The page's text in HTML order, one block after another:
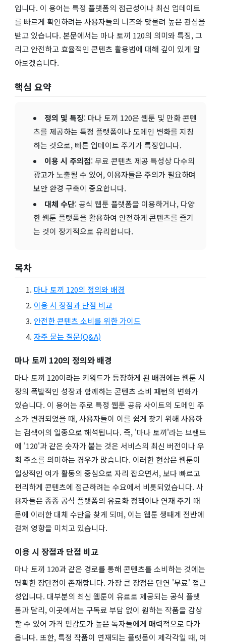
입니다. 이 용어는 특정 플랫폼의 접근성이나 최신 업데이트
를 빠르게 확인하려는 사용자들의 니즈와 맞물려 높은 관심을
받고 있습니다. 본문에서는 마나 토끼 120의 의미와 특징, 그
리고 안전하고 효율적인 콘텐츠 활용법에 대해 깊이 있게 알
아보겠습니다.
핵심 요약
정의 및 특징: 마나 토끼 120은 웹툰 및 만화 콘텐
츠를 제공하는 특정 플랫폼이나 도메인 변화를 지칭
하는 것으로, 빠른 업데이트 주기가 특징입니다.
이용 시 주의점: 무료 콘텐츠 제공 특성상 다수의
광고가 노출될 수 있어, 이용자들은 주의가 필요하며
보안 환경 구축이 중요합니다.
대체 수단: 공식 웹툰 플랫폼을 이용하거나, 다양
한 웹툰 플랫폼을 활용하여 안전하게 콘텐츠를 즐기
는 것이 장기적으로 유리합니다.
목차
마나 토끼 120의 정의와 배경
이용 시 장점과 단점 비교
안전한 콘텐츠 소비를 위한 가이드
자주 묻는 질문(Q&A)
마나 토끼 120의 정의와 배경
마나 토끼 120이라는 키워드가 등장하게 된 배경에는 웹툰 시
장의 폭발적인 성장과 함께하는 콘텐츠 소비 패턴의 변화가
있습니다. 이 용어는 주로 특정 웹툰 공유 사이트의 도메인 주
소가 변경되었을 때, 사용자들이 이를 쉽게 찾기 위해 사용하
는 검색어의 일종으로 해석됩니다. 즉, '마나 토끼'라는 브랜드
에 '120'과 같은 숫자가 붙는 것은 서비스의 최신 버전이나 우
회 주소를 의미하는 경우가 많습니다. 이러한 현상은 웹툰이
일상적인 여가 활동의 중심으로 자리 잡으면서, 보다 빠르고
편리하게 콘텐츠에 접근하려는 수요에서 비롯되었습니다. 사
용자들은 종종 공식 플랫폼의 유료화 정책이나 연재 주기 때
문에 이러한 대체 수단을 찾게 되며, 이는 웹툰 생태계 전반에
걸쳐 영향을 미치고 있습니다.
이용 시 장점과 단점 비교
마나 토끼 120과 같은 경로를 통해 콘텐츠를 소비하는 것에는
명확한 장단점이 존재합니다. 가장 큰 장점은 단연 '무료' 접근
성입니다. 대부분의 최신 웹툰이 유료로 제공되는 공식 플랫
폼과 달리, 이곳에서는 구독료 부담 없이 원하는 작품을 감상
할 수 있어 가격 민감도가 높은 독자들에게 매력적으로 다가
옵니다. 또한, 특정 작품이 연재되는 플랫폼이 제각각일 때, 여